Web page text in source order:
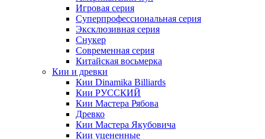
Игровая серия
Суперпрофессиональная серия
Эксклюзивная серия
Снукер
Современная серия
Китайская восьмерка
Кии и древки
Кии Dinamika Billiards
Кии РУССКИЙ
Кии Мастера Рябова
Древко
Кии Мастера Якубовича
Кии уцененные